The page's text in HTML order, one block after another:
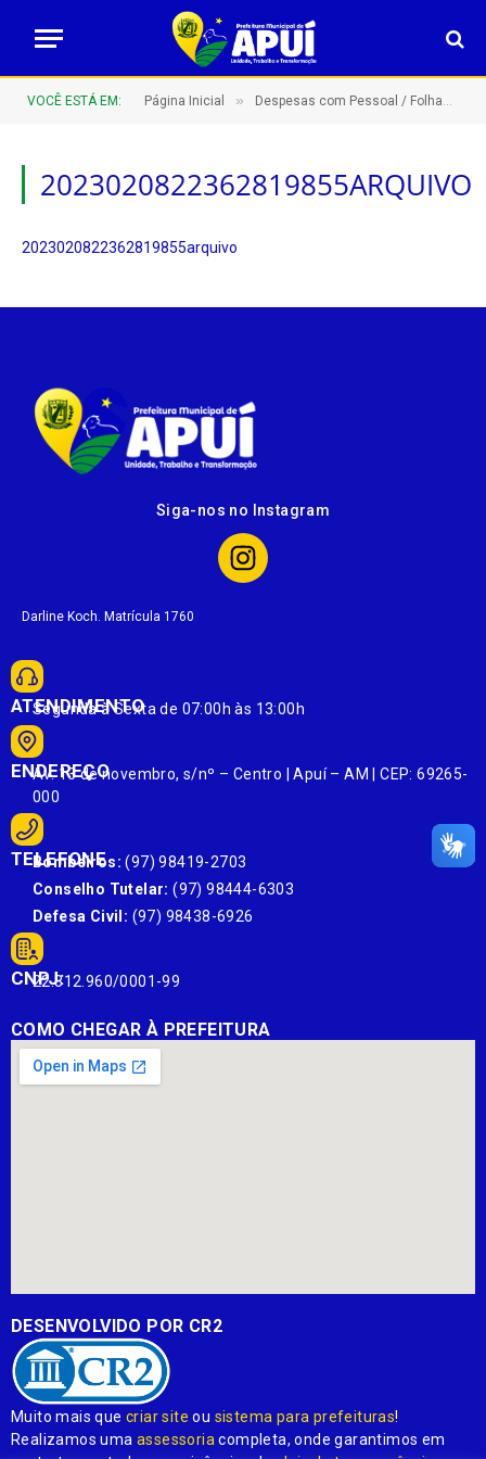
VOCÊ ESTÁ EM: Página Inicial » Despesas com Pessoal / Folhas de Pagamento
2023020822362819855ARQUIVO
2023020822362819855arquivo
Siga-nos no Instagram
Darline Koch. Matrícula 1760
ATENDIMENTO
Segunda à Sexta de 07:00h às 13:00h
ENDEREÇO
Av. 13 de novembro, s/nº – Centro | Apuí – AM | CEP: 69265-
000
TELEFONE
Bombeiros: (97) 98419-2703
Conselho Tutelar: (97) 98444-6303
Defesa Civil: (97) 98438-6926
CNPJ:
22.812.960/0001-99
COMO CHEGAR À PREFEITURA
DESENVOLVIDO POR CR2
Muito mais quecriar site ou sistema para prefeituras!
Realizamos umaassessoria completa, onde garantimos em